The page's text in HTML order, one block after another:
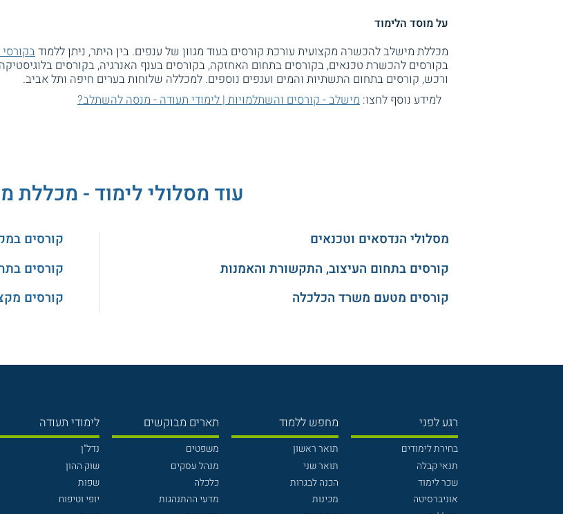
על מוסד הלימוד
מכללת מישלב להכשרה מקצועית עורכת קורסים בעוד מגוון של ענפים. בין היתר, ניתן ללמודבקורסי
בקורסים להכשרת טכנאים, בקורסים בתחום האחזקה, בקורסים בענף האנרגיה, בקורסים בלוגיסטיקה
ורכש, קורסים בתחום התשתיות והמים וענפים נוספים. למכללה שלוחות בערים חיפה ותל אביב.
למידע נוסף לחצו: מישלב - קורסים והשתלמויות | לימודי תעודה - מנסה להשתלב?
עוד מסלולי לימוד - מכללת
מסלולי הנדסאים וטכנאים
קורסים בתחום העיצוב, התקשורת והאמנות
קורסים מטעם משרד הכלכלה
קורסים
קורסים
קורסים
רגע לפני
בחירת לימודים
תנאי קבלה
שכר לימוד
אוניברסיטה
מחפש ללמוד
תואר ראשון
תואר שני
הכנה לבגרות
מכינות
תארים מבוקשים
משפטים
מנהל עסקים
כלכלה
מדעי ההתנהגות
לימודי תעודה
נדל"ן
שוק ההון
שפות
יופי וטיפוח